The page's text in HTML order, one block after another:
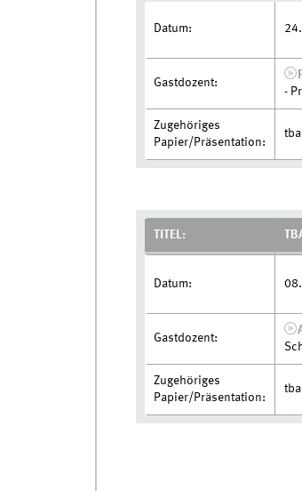
Datum:
Gastdozent:
-
Zugehöriges
Papier/Präsentation:
tba
TITEL:
Datum:
Gastdozent:
Zugehöriges
Papier/Präsentation:
tba